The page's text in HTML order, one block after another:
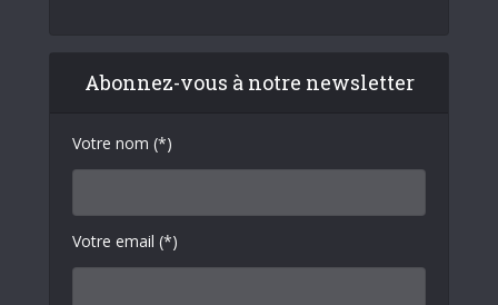
Abonnez-vous à notre newsletter
Votre nom (*)
Votre email (*)